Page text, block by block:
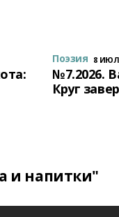
Поэзия 8
№7.2026.
Круг
и напитки"